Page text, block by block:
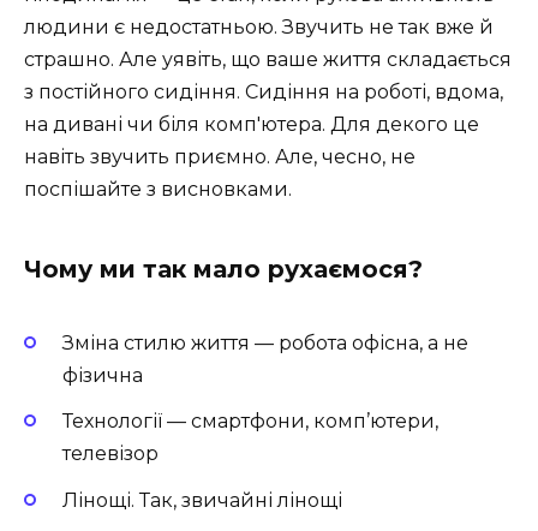
людини є недостатньою. Звучить не так вже й
страшно. Але уявіть, що ваше життя складається
з постійного сидіння. Сидіння на роботі, вдома,
на дивані чи біля комп'ютера. Для декого це
навіть звучить приємно. Але, чесно, не
поспішайте з висновками.
Чому ми так мало рухаємося?
Зміна стилю життя — робота офісна, а не
фізична
Технології — смартфони, комп’ютери,
телевізор
Лінощі. Так, звичайні лінощі